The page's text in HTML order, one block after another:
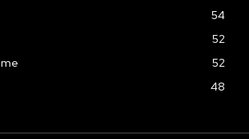
54
52
52
48